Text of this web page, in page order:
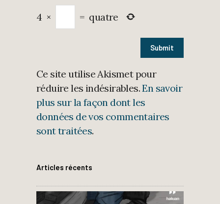
4 × = quatre
Ce site utilise Akismet pour
réduire les indésirables.En savoir
plus sur la façon dont les
données de vos commentaires
sont traitées.
Articles récents